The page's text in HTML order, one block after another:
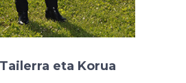
eta Korua